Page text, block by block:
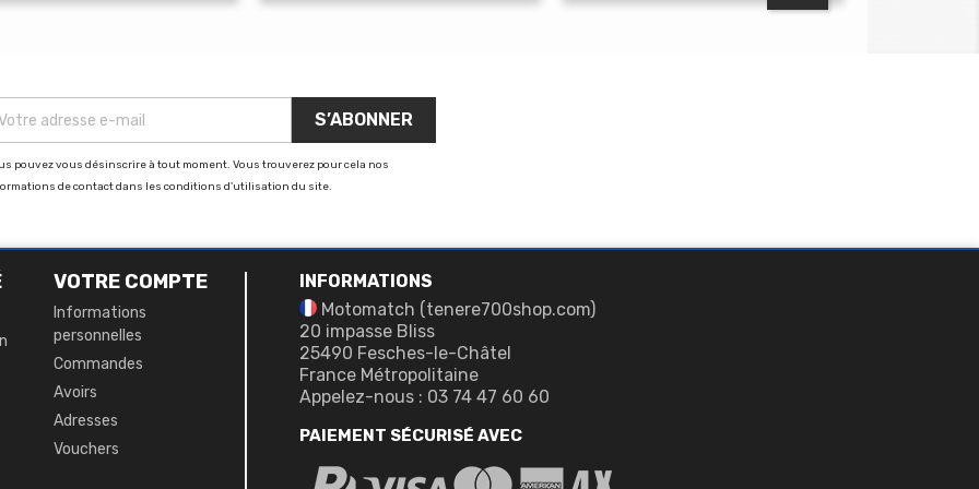
pouvez vous désinscrire à tout moment. Vous trouverez pour cela nos
de contact dans les conditions d'utilisation du site.
VOTRE COMPTE
Informations
personnelles
Commandes
Avoirs
Adresses
Vouchers
INFORMATIONS
Motomatch (tenere700shop.com)
20 impasse Bliss
25490 Fesches-le-Châtel
France Métropolitaine
Appelez-nous : 03 74 47 60 60
PAIEMENT SÉCURISÉ AVEC